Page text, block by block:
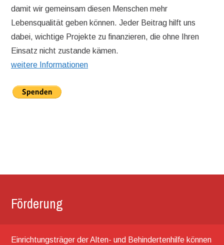
damit wir gemeinsam diesen Menschen mehr
Lebensqualität geben können. Jeder Beitrag hilft uns
dabei, wichtige Projekte zu finanzieren, die ohne Ihren
Einsatz nicht zustande kämen.
weitere Informationen
Förderung
Einrichtungsträger der Alten- und Behindertenhilfe können